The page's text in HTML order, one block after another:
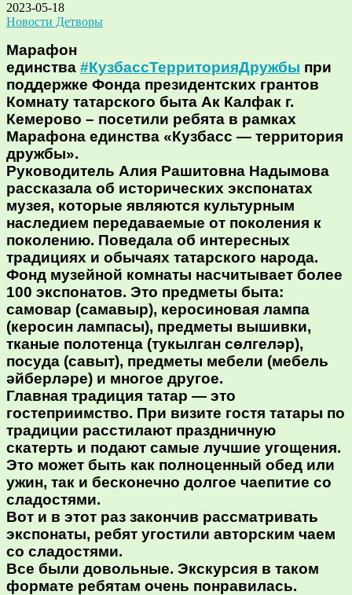
2023-05-18
Новости Детворы
Марафон
единства #КузбассТерриторияДружбы при
поддержке Фонда президентских грантов
Комнату татарского быта Ак Калфак г.
Кемерово – посетили ребята в рамках
Марафона единства «Кузбасс — территория
дружбы».
Руководитель Алия Рашитовна Надымова
рассказала об исторических экспонатах
музея, которые являются культурным
наследием передаваемые от поколения к
поколению. Поведала об интересных
традициях и обычаях татарского народа.
Фонд музейной комнаты насчитывает более
100 экспонатов. Это предметы быта:
самовар (самавыр), керосиновая лампа
(керосин лампасы), предметы вышивки,
тканые полотенца (тукылган сөлгеләр),
посуда (савыт), предметы мебели (мебель
әйберләре) и многое другое.
Главная традиция татар — это
гостеприимство. При визите гостя татары по
традиции расстилают праздничную
скатерть и подают самые лучшие угощения.
Это может быть как полноценный обед или
ужин, так и бесконечно долгое чаепитие со
сладостями.
Вот и в этот раз закончив рассматривать
экспонаты, ребят угостили авторским чаем
со сладостями.
Все были довольные. Экскурсия в таком
формате ребятам очень понравилась.